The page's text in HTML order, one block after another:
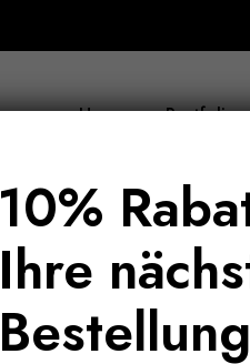
Home Portfolio
10%
Ihre
Bestellung